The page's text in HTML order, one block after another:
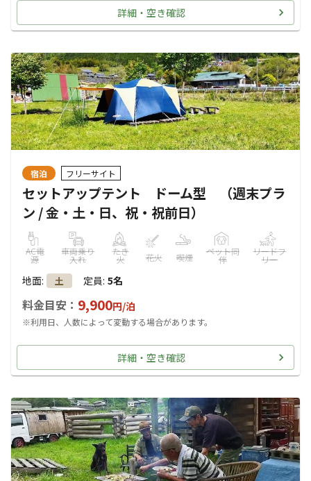
詳細・空き確認
宿泊 フリーサイト
セットアップテント ドーム型 （週末プラ
ン / 金・土・日、祝・祝前日）
AC電
源
車両乗り
入れ
たき
火 花火 喫煙
ペット同
伴
リードフ
リー
地面: 土 定員: 5名
料金目安： 9,900円/泊
※利用日、人数によって変動する場合があります。
詳細・空き確認